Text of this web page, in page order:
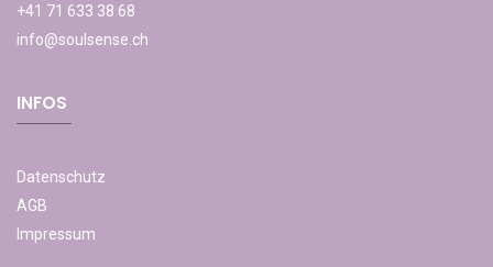
+41 71 633 38 68
info@soulsense.ch
INFOS
Datenschutz
AGB
Impressum